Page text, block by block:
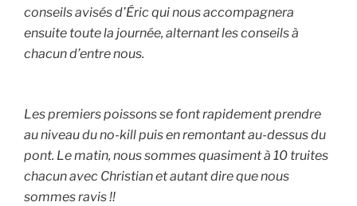
conseils avisés d’Éric qui nous accompagnera
ensuite toute la journée, alternant les conseils à
chacun d’entre nous.
Les premiers poissons se font rapidement prendre
au niveau du no-kill puis en remontant au-dessus du
pont. Le matin, nous sommes quasiment à 10 truites
chacun avec Christian et autant dire que nous
sommes ravis !!